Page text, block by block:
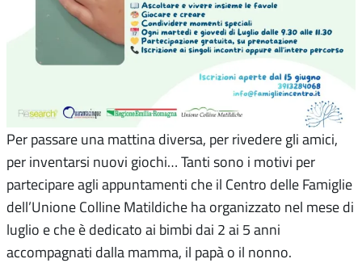
Per passare una mattina diversa, per rivedere gli amici,
per inventarsi nuovi giochi… Tanti sono i motivi per
partecipare agli appuntamenti che il Centro delle Famiglie
dell’Unione Colline Matildiche ha organizzato nel mese di
luglio e che è dedicato ai bimbi dai 2 ai 5 anni
accompagnati dalla mamma, il papà o il nonno.